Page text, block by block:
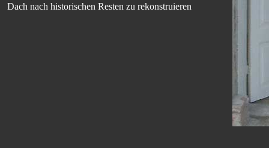
Dach nach historischen Resten zu rekonstruieren